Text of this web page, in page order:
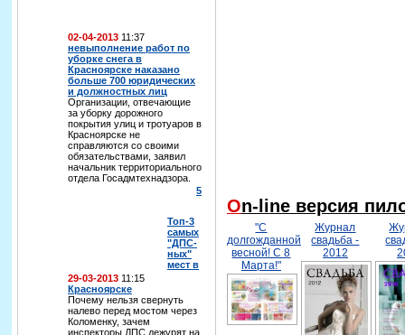
02-04-2013 11:37
невыполнение работ по
уборке снега в
Красноярске наказано
больше 700 юридических
и должностных лиц
Организации, отвечающие
за уборку дорожного
покрытия улиц и тротуаров в
Красноярске не
справляются со своими
обязательствами, заявил
начальник территориального
отдела Госадмтехнадзора.
5
29-03-2013 11:15
Топ-3
самых
"ДПС-
ных"
мест в
Красноярске
Почему нельзя свернуть
налево перед мостом через
Коломенку, зачем
инспекторы ДПС дежурят на
On-line версия
"С
долгожданной
весной! С 8
Марта!"
Журнал
свадьба -
2012